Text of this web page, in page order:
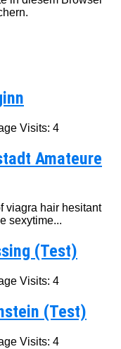
Visits: 4
Amateure
viagra hair hesitant
sexytime...
(Test)
Visits: 4
(Test)
Visits: 4